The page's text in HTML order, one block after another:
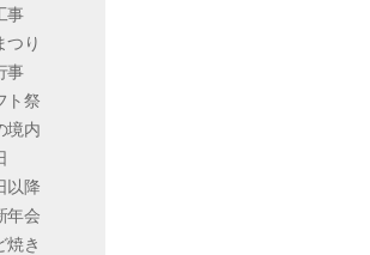
事
つり
事
ト祭
境内
以降
年会
焼き